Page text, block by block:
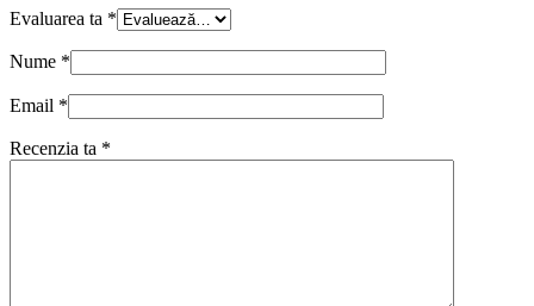
Evaluarea ta *
Nume *
Email *
Recenzia ta *